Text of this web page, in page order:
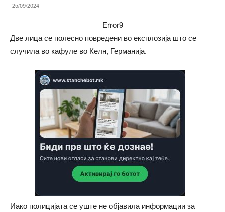
25/09/2024
Error9
Две лица се полесно повредени во експлозија што се
случила во кафуле во Келн, Германија.
Иако полицијата се уште не објавила информации за